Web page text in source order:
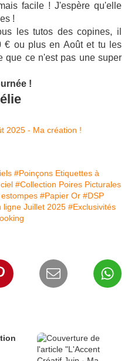
facile ! J'espère qu'elle
!
les tutos des copines, il
€ ou plus en Août et tu les
que ce n'est pas une super
!
#Poinçons Etiquettes à
#Collection Poires Picturales
#Papier Or #DSP
ligne Juillet 2025 #Exclusivités